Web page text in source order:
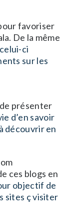
favoriser
De la même
celui-ci
sur les
présenter
d’en savoir
découvrir en
ces blogs en
objectif de
sites ç visiter